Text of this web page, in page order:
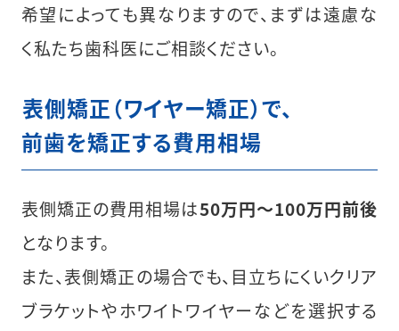
希望によっても異なりますので、まずは遠慮な
く私たち歯科医にご相談ください。
︎表側矯正（ワイヤー矯正）で、
前歯を矯正する費用相場
表側矯正の費用相場は50万円～100万円前後
となります。
また、表側矯正の場合でも、目立ちにくいクリア
ブラケットやホワイトワイヤーなどを選択する